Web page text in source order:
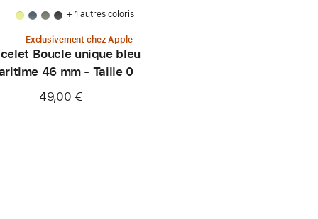
+ 1 autres coloris
Exclusivement chez Apple
Boucle unique bleu
46 mm - Taille 0
49,00 €